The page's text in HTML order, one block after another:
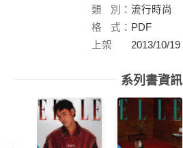
類
別： 流行時尚
格
式： PDF
上架
2013/10/19
系列書資訊